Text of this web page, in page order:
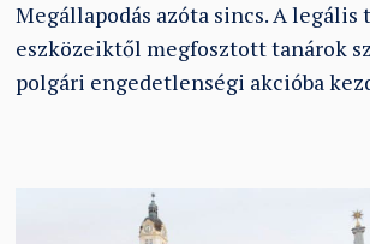
Megállapodás azóta sincs. A
eszközeiktől megfosztott tanárok
polgári engedetlenségi akcióba